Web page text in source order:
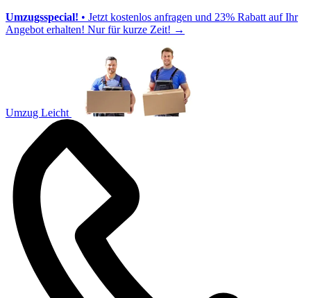
Umzugsspecial! • Jetzt kostenlos anfragen und 23% Rabatt auf Ihr
Angebot erhalten! Nur für kurze Zeit! →
Umzug Leicht